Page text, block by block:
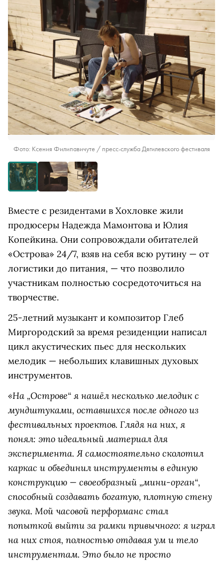
Фото: Ксения Филипавичуте / пресс-служба Дягилевского фестиваля
Вместе с резидентами в Хохловке жили
продюсеры Надежда Мамонтова и Юлия
Копейкина. Они сопровождали обитателей
«Острова» 24/7, взяв на себя всю рутину — от
логистики до питания, — что позволило
участникам полностью сосредоточиться на
творчестве.
25-летний музыкант и композитор Глеб
Миргородский за время резиденции написал
цикл акустических пьес для нескольких
мелодик — небольших клавишных духовых
инструментов.
«На „Острове“ я нашёл несколько мелодик с
мундштуками, оставшихся после одного из
фестивальных проектов. Глядя на них, я
понял: это идеальный материал для
эксперимента. Я самостоятельно сколотил
каркас и объединил инструменты в единую
конструкцию — своеобразный „мини-орган“,
способный создавать богатую, плотную стену
звука. Мой часовой перформанс стал
попыткой выйти за рамки привычного: я играл
на них стоя, полностью отдавая ум и тело
инструментам. Это было не просто